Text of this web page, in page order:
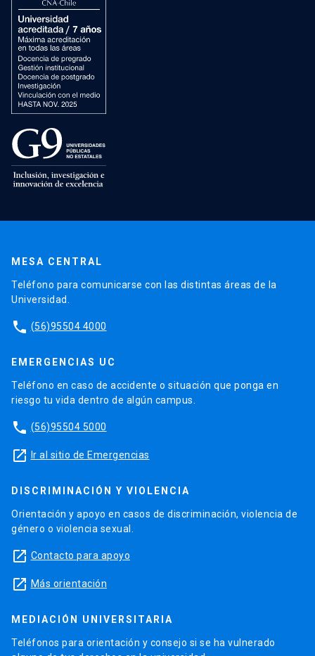
MESA CENTRAL
Teléfono para comunicarse con las distintas áreas de la
Universidad.
phone (56)95504 4000
EMERGENCIAS UC
Teléfono en caso de accidente o situación que ponga en
riesgo tu vida dentro de algún campus.
phone (56)95504 5000
launch Ir al sitio de Emergencias
DISCRIMINACIÓN Y VIOLENCIA
Orientación y apoyo en casos de discriminación, violencia de
género o violencia sexual.
launch Contacto para apoyo
launch Más orientación
MEDIACIÓN UNIVERSITARIA
Teléfonos para orientación y consejo si se ha vulnerado